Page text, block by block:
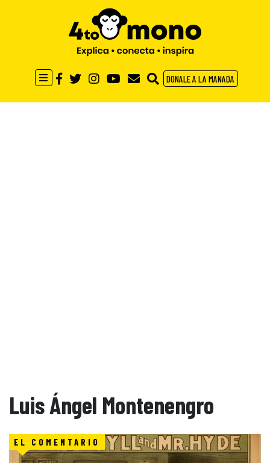
DONALE A LA MANADA
Luis Ángel Montenengro
EL COMENTARIO